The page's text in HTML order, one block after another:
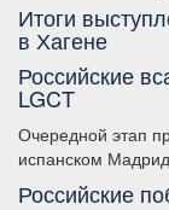
Итоги
в Хагене
Российские
LGCT
Очередной этап
испанском
Российские